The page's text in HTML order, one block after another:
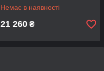
Немає в наявності
21 260 ₴